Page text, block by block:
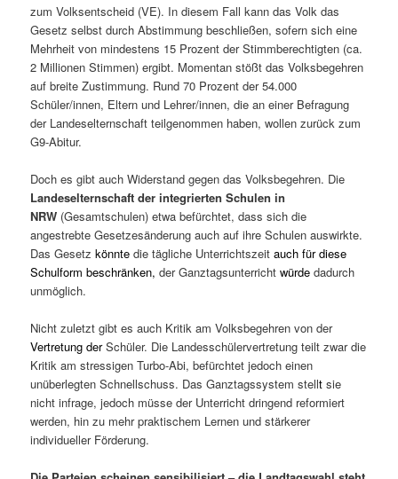
zum Volksentscheid (VE). In diesem Fall kann das Volk das
Gesetz selbst durch Abstimmung beschließen, sofern sich eine
Mehrheit von mindestens 15 Prozent der Stimmberechtigten (ca.
2 Millionen Stimmen) ergibt. Momentan stößt das Volksbegehren
auf breite Zustimmung. Rund 70 Prozent der 54.000
Schüler/innen, Eltern und Lehrer/innen, die an einer Befragung
der Landeselternschaft teilgenommen haben, wollen zurück zum
G9-Abitur.
Doch es gibt auch Widerstand gegen das Volksbegehren. Die
Landeselternschaft der integrierten Schulen in
NRW (Gesamtschulen) etwa befürchtet, dass sich die
angestrebte Gesetzesänderung auch auf ihre Schulen auswirkte.
Das Gesetzkönntedie tägliche Unterrichtszeitauch für diese
Schulform beschränken, der Ganztagsunterrichtwürdedadurch
unmöglich.
Nicht zuletzt gibt es auch Kritik am Volksbegehren von der
Vertretung derSchüler. Die Landesschülervertretung teilt zwar die
Kritik am stressigen Turbo-Abi, befürchtet jedoch einen
unüberlegten Schnellschuss. Das Ganztagssystem stellt sie
nicht infrage, jedoch müsse der Unterricht dringend reformiert
werden, hin zu mehr praktischem Lernen und stärkerer
individueller Förderung.